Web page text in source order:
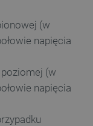
(w
napięcia
(w
napięcia